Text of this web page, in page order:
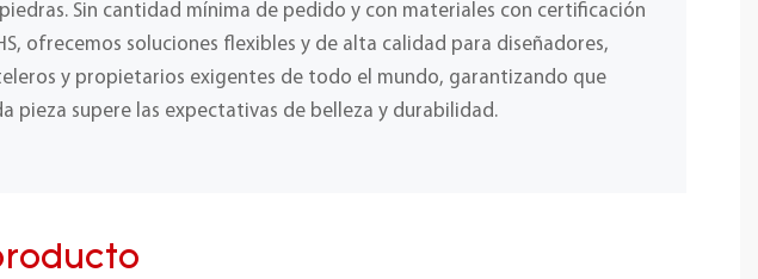
Sin cantidad mínima de pedido y con materiales con certificación
ofrecemos soluciones flexibles y de alta calidad para diseñadores,
y propietarios exigentes de todo el mundo, garantizando que
pieza supere las expectativas de belleza y durabilidad.